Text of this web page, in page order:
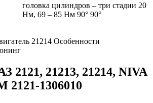
головка цилиндров – три стадии 20
Нм, 69 – 85 Нм 90° 90°
21214 Особенности
2121, 21213, 21214, NIVA
2121-1306010